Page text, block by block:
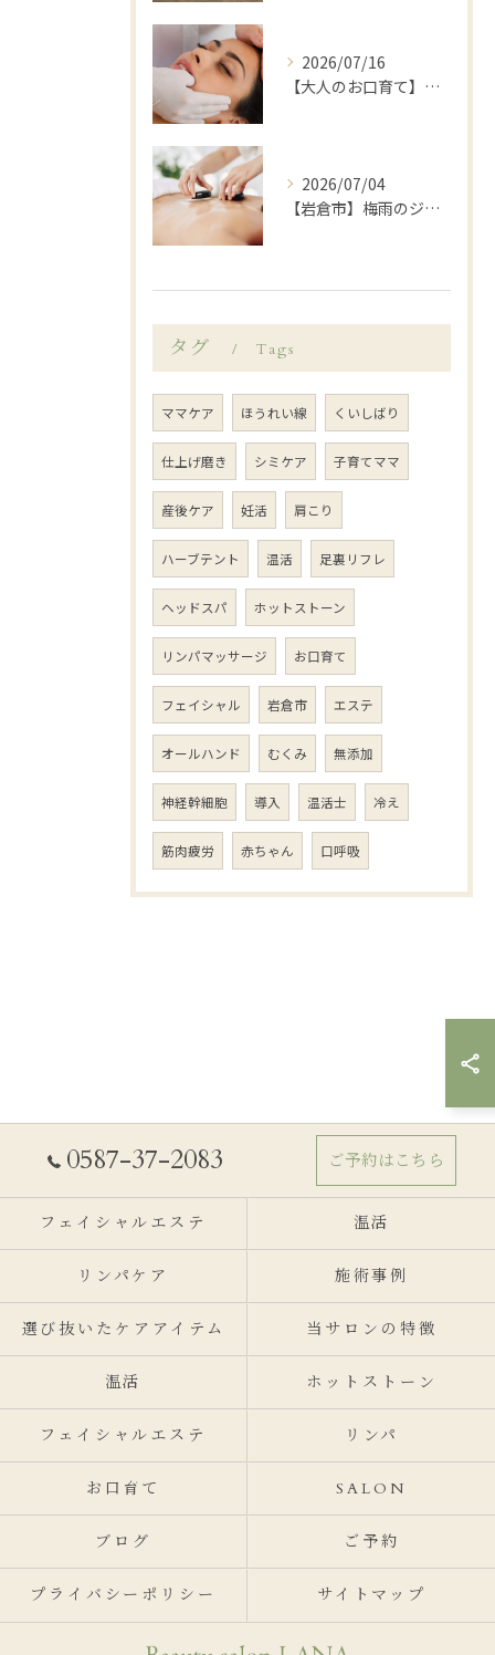
2026/07/16
【大人のお口育て】「顔が大きくなった？」と感じたら始めたい、岩倉市歯科衛生士による口元ゆるめケア
2026/07/04
【岩倉市】梅雨のジメジメや暑さで乱れがちな自律神経を整えてみませんか？
タグ Tags
ママケア ほうれい線 くいしばり
仕上げ磨き シミケア 子育てママ
産後ケア 妊活 肩こり
ハーブテント 温活 足裏リフレ
ヘッドスパ ホットストーン
リンパマッサージ お口育て
フェイシャル 岩倉市 エステ
オールハンド むくみ 無添加
神経幹細胞 導入 温活士 冷え
筋肉疲労 赤ちゃん 口呼吸
0587-37-2083 ご予約はこちら
フェイシャルエステ 温活
リンパケア 施術事例
選び抜いたケアアイテム 当サロンの特徴
温活 ホットストーン
フェイシャルエステ リンパ
お口育て SALON
ブログ ご予約
プライバシーポリシー サイトマップ